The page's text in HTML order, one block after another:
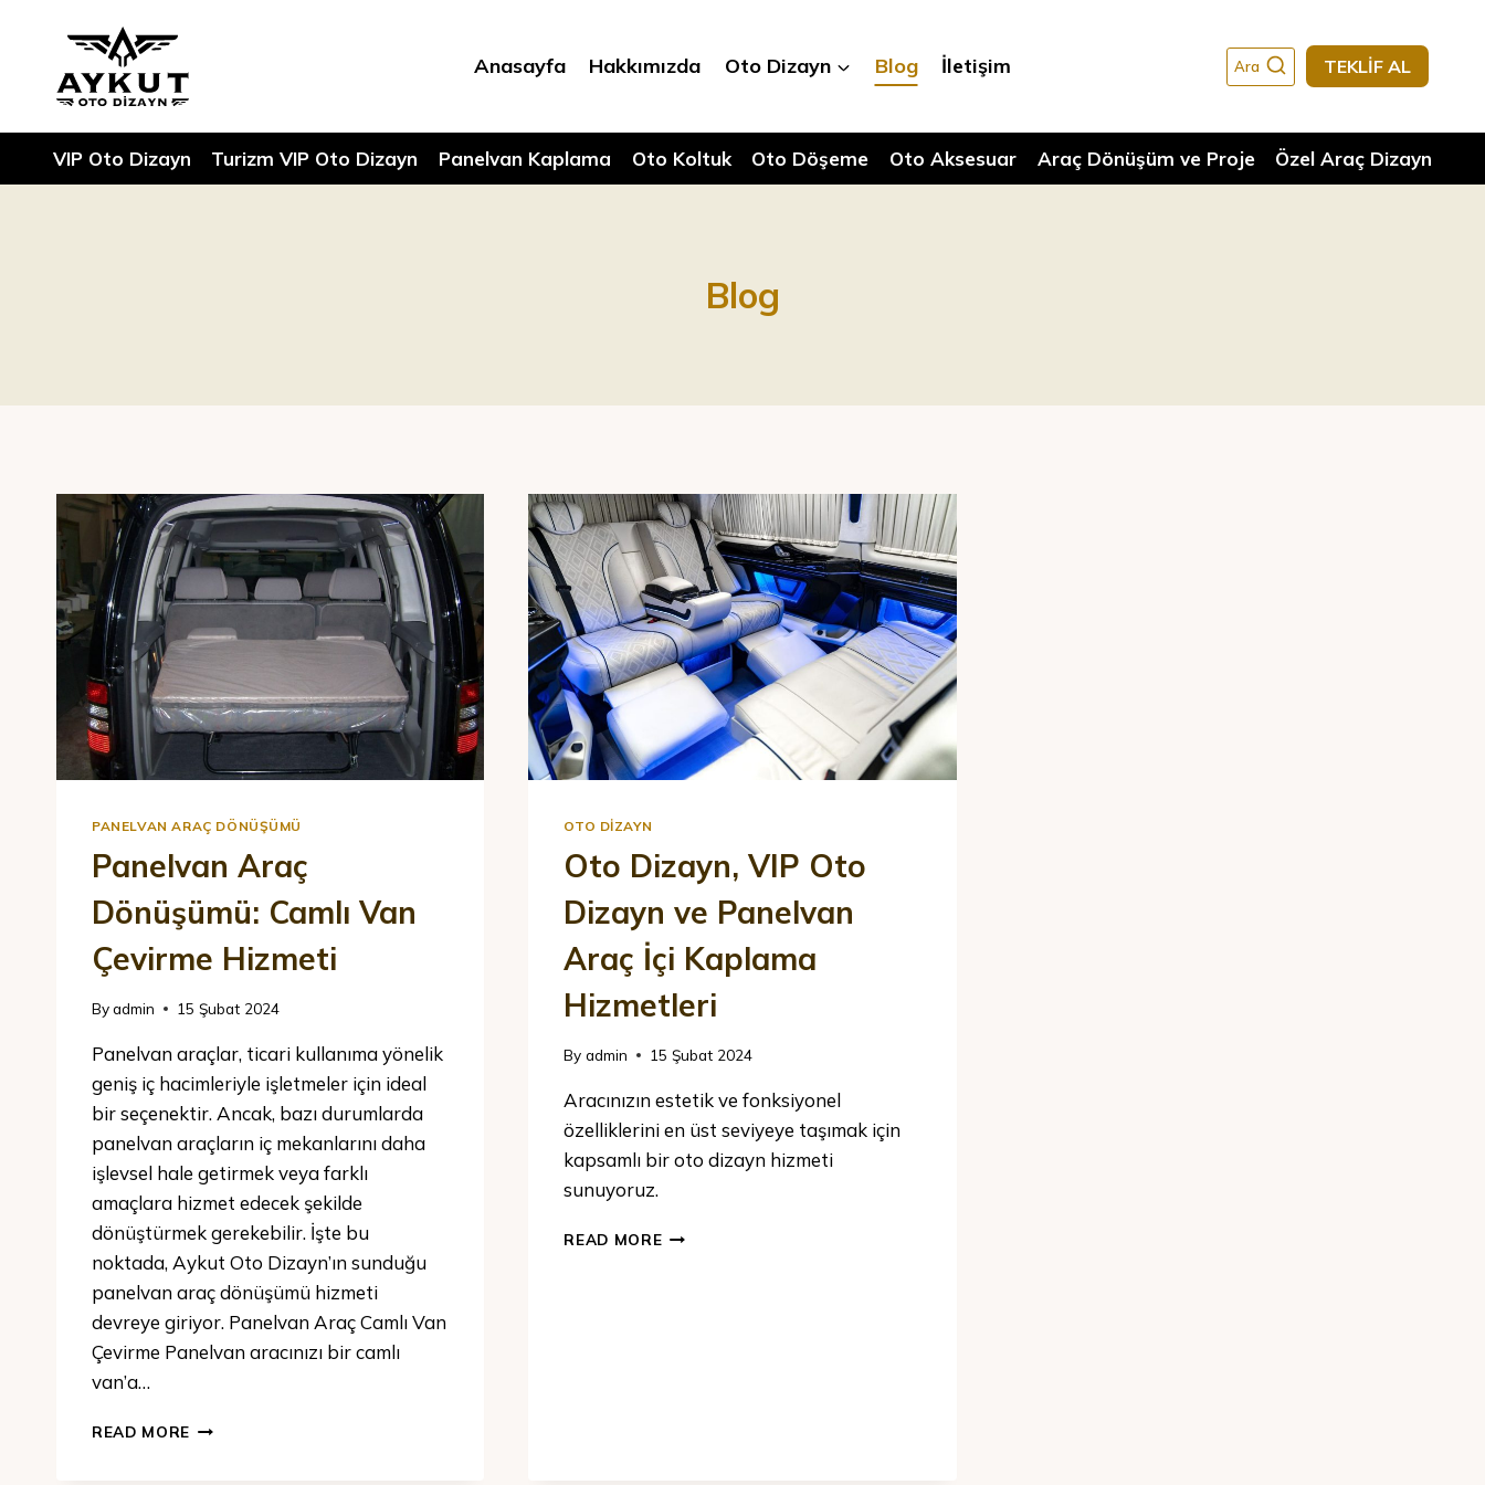
Anasayfa Hakkımızda Oto Dizayn Blog İletişim Ara TEKLİF AL
VIP Oto Dizayn Turizm VIP Oto Dizayn Panelvan Kaplama Oto Koltuk Oto Döşeme Oto Aksesuar Araç Dönüşüm ve Proje Özel Araç Dizayn
Blog
PANELVAN ARAÇ DÖNÜŞÜMÜ
Panelvan Araç
Dönüşümü: Camlı Van
Çevirme Hizmeti
Byadmin 15 Şubat 2024
Panelvan araçlar, ticari kullanıma yönelik
geniş iç hacimleriyle işletmeler için ideal
bir seçenektir. Ancak, bazı durumlarda
panelvan araçların iç mekanlarını daha
işlevsel hale getirmek veya farklı
amaçlara hizmet edecek şekilde
dönüştürmek gerekebilir. İşte bu
noktada, Aykut Oto Dizayn’ın sunduğu
panelvan araç dönüşümü hizmeti
devreye giriyor. Panelvan Araç Camlı Van
Çevirme Panelvan aracınızı bir camlı
van’a…
READ MORE
OTO DIZAYN
Oto Dizayn, VIP Oto
Dizayn ve Panelvan
Araç İçi Kaplama
Hizmetleri
By admin 15 Şubat 2024
Aracınızın estetik ve fonksiyonel
özelliklerini en üst seviyeye taşımak için
kapsamlı bir oto dizayn hizmeti
sunuyoruz.
READ MORE